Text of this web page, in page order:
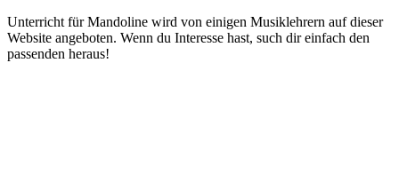
Unterricht für Mandoline wird von einigen Musiklehrern auf dieser
Website angeboten. Wenn du Interesse hast, such dir einfach den
passenden heraus!